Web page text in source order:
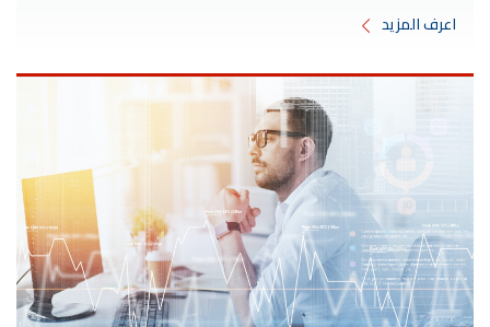
اعرف المزيد